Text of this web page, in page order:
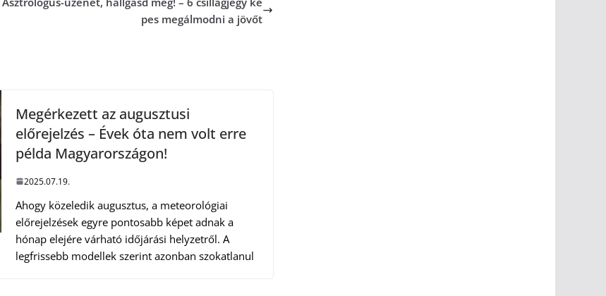
pes megálmodni a jövőt
Megérkezett az augusztusi
előrejelzés – Évek óta nem volt erre
példa Magyarországon!
2025.07.19.
Ahogy közeledik augusztus, a meteorológiai
előrejelzések egyre pontosabb képet adnak a
hónap elejére várható időjárási helyzetről. A
legfrissebb modellek szerint azonban szokatlanul